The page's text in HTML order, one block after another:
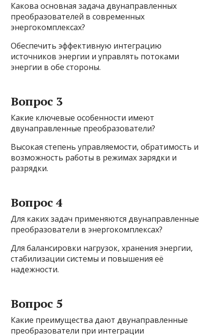
Какова основная задача двунаправленных
преобразователей в современных
энергокомплексах?
Обеспечить эффективную интеграцию
источников энергии и управлять потоками
энергии в обе стороны.
Вопрос 3
Какие ключевые особенности имеют
двунаправленные преобразователи?
Высокая степень управляемости, обратимость и
возможность работы в режимах зарядки и
разрядки.
Вопрос 4
Для каких задач применяются двунаправленные
преобразователи в энергокомплексах?
Для балансировки нагрузок, хранения энергии,
стабилизации системы и повышения её
надежности.
Вопрос 5
Какие преимущества дают двунаправленные
преобразователи при интеграции